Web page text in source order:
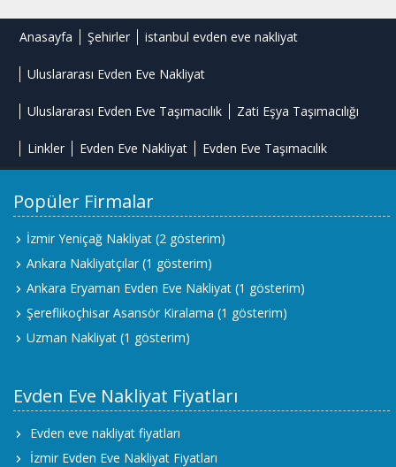
Anasayfa Şehirler istanbul evden eve nakliyat
Uluslararası Evden Eve Nakliyat
Uluslararası Evden Eve Taşımacılık Zati Eşya Taşımacılığı
Linkler Evden Eve Nakliyat Evden Eve Taşımacılık
Popüler Firmalar
İzmir Yeniçağ Nakliyat (2 gösterim)
Ankara Nakliyatçılar (1 gösterim)
Ankara Eryaman Evden Eve Nakliyat (1 gösterim)
Şereflikoçhisar Asansör Kiralama (1 gösterim)
Uzman Nakliyat (1 gösterim)
Evden Eve Nakliyat Fiyatları
Evden eve nakliyat fiyatları
İzmir Evden Eve Nakliyat Fiyatları